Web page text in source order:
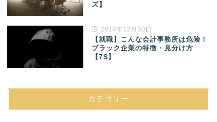
ズ】
2019年12月30日
【就職】こんな会計事務所は危険！
ブラック企業の特徴・見分け方
【7S】
カテゴリー